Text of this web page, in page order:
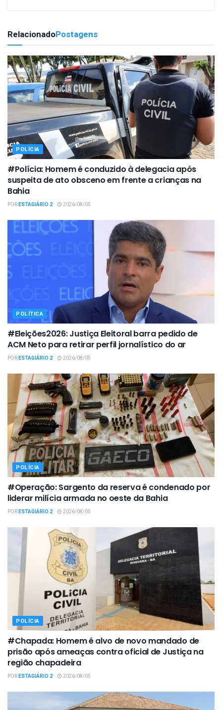
RelacionadoPostagens
POLÍCIA
#Polícia: Homem é conduzido à delegacia após
suspeita de ato obsceno em frente a crianças na
Bahia
PORESTAGIÁRIO 2 2026/08/05
POLÍTICA
#Eleições2026: Justiça Eleitoral barra pedido de
ACM Neto para retirar perfil jornalístico do ar
PORESTAGIÁRIO 2 2026/08/05
POLÍCIA
#Operação: Sargento da reserva é condenado por
liderar milícia armada no oeste da Bahia
PORESTAGIÁRIO 2 2026/08/05
POLÍCIA
#Chapada: Homem é alvo de novo mandado de
prisão após ameaças contra oficial de Justiça na
região chapadeira
PORESTAGIÁRIO 2 2026/08/05